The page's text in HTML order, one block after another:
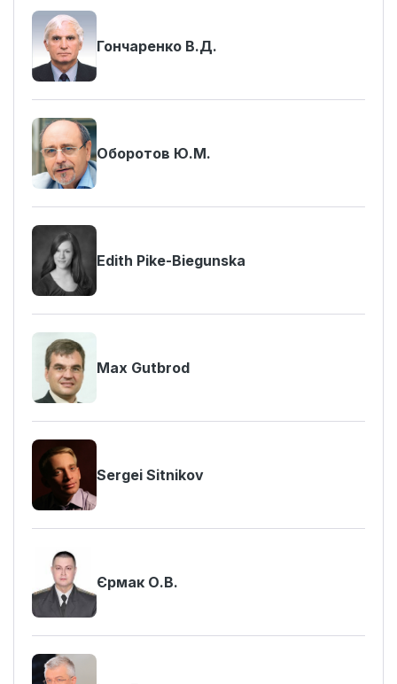
Гончаренко В.Д.
Оборотов Ю.М.
Edith Pike-Biegunska
Max Gutbrod
Sergei Sitnikov
Єрмак О.В.